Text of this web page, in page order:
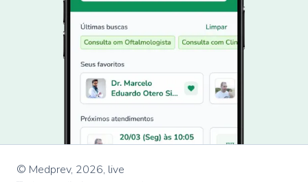
© Medprev, 2026, live